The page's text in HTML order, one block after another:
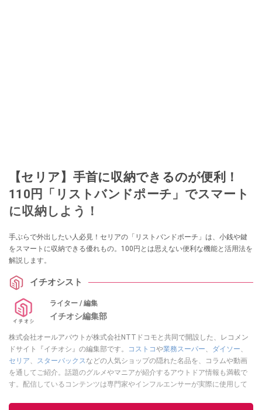
【セリア】手首に収納できるのが便利！
110円「リストバンドポーチ」でスマート
に収納しよう！
手ぶらで外出したい人必見！セリアの「リストバンドポーチ」は、小銭や鍵
をスマートに収納できる優れもの。100円とは思えない便利な機能と活用法を
解説します。
イチオシスト
ライター / 編集
イチオシ編集部
株式会社オールアバウトが株式会社NTTドコモと共同で開設した、レコメン
ドサイト『イチオシ』の編集部です。
コストコや業務スーパー、 ダイソー、
セリア、 スターバックスなどの人気ショップの隠れた名品を、コラムや動画
を通してご紹介。話題のグルメやマニアが紹介するアウトドア情報も満載で
す。配信しているコンテンツは専門家やインフルエンサーが実際に使用して
ニュースでフォロー